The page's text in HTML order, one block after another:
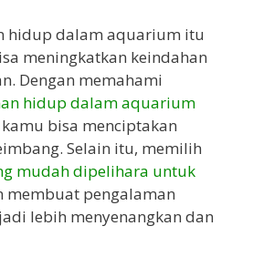
hidup dalam aquarium itu
meningkatkan keindahan
Dengan memahami
hidup dalam aquarium
kamu bisa menciptakan
Selain itu, memilih
mudah dipelihara untuk
membuat pengalaman
lebih menyenangkan dan